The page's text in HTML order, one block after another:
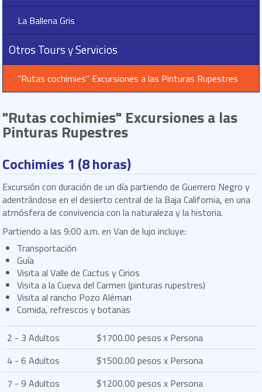
La Ballena Gris
Otros Tours y Servicios
"Rutas cochimies" Excursiones a las Pinturas Rupestres
"Rutas cochimies" Excursiones a las
Pinturas Rupestres
Cochimies 1 (8 horas)
Excursión con duración de un día partiendo de Guerrero Negro y
adentrándose en el desierto central de la Baja California, en una
atmósfera de convivencia con la naturaleza y la historia.
Partiendo a las 9:00 a.m. en Van de lujo incluye:
Transportación
Guía
Visita al Valle de Cactus y Cirios
Visita a la Cueva del Carmen (pinturas rupestres)
Visita al rancho Pozo Aléman
Comida, refrescos y botanas
2 - 3 Adultos
$1700.00 pesos x Persona
4 - 6 Adultos
$1500.00 pesos x Persona
7 - 9 Adultos
$1200.00 pesos x Persona